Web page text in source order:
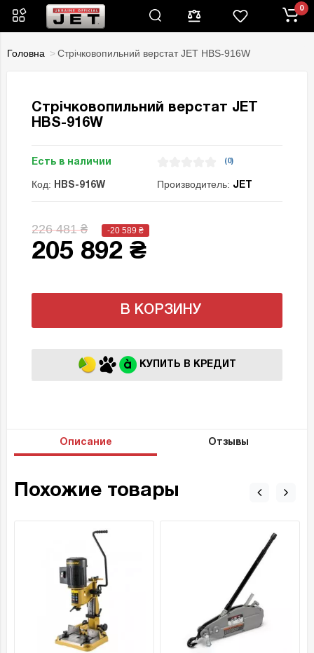
0
Головна Стрічковопильний верстат JET HBS-916W
Стрічковопильний верстат JET
HBS-916W
Есть в наличии (0)
Код: HBS-916W Производитель: JET
226 481 ₴ -20 589 ₴
205 892 ₴
В КОРЗИНУ
КУПИТЬ В КРЕДИТ
Описание Отзывы
Похожие товары